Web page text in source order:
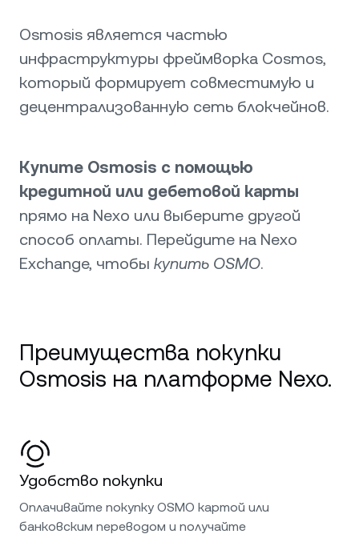
Osmosis является частью
инфраструктуры фреймворка Cosmos,
который формирует совместимую и
децентрализованную сеть блокчейнов.
Купите Osmosis с помощью
кредитной или дебетовой карты
прямо на Nexo или выберите другой
способ оплаты. Перейдите на Nexo
Exchange, чтобы купить OSMO.
Преимущества покупки
Osmosis на платформе Nexo.
Удобство покупки
Оплачивайте покупку OSMO картой или
банковским переводом и получайте